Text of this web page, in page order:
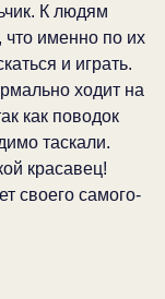
К людям
что именно по их
и играть.
ходит на
как поводок
таскали.
красавец!
своего самого-